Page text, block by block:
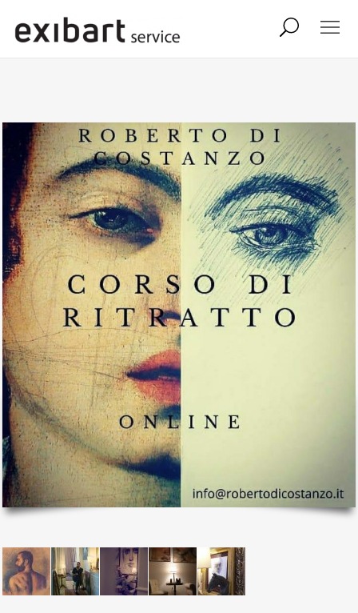
shop
abbonamento
onpaper digital
exibart team exibart.com
contatti
termini e condizioni
privacy
il mio account
Exibart.service - Exibartlab srl Via Placido Zurla 49b - 00176 Roma
- P.IVA 14105351002